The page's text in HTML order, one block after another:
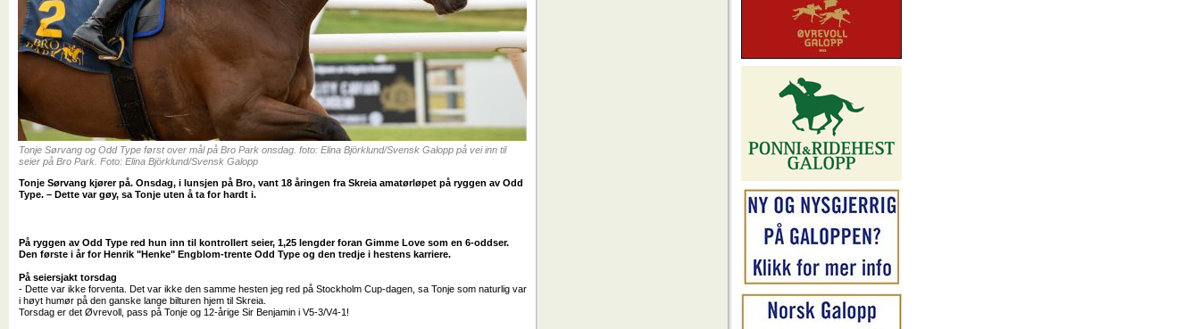
Tonje Sørvang og Odd Type først over mål på Bro Park onsdag. foto: Elina Björklund/Svensk Galopp på vei inn til
seier på Bro Park. Foto: Elina Björklund/Svensk Galopp
Tonje Sørvang kjører på. Onsdag, i lunsjen på Bro, vant 18 åringen fra Skreia amatørløpet på ryggen av Odd
Type. – Dette var gøy, sa Tonje uten å ta for hardt i.
På ryggen av Odd Type red hun inn til kontrollert seier, 1,25 lengder foran Gimme Love som en 6-oddser.
Den første i år for Henrik "Henke" Engblom-trente Odd Type og den tredje i hestens karriere.
På seiersjakt torsdag
- Dette var ikke forventa. Det var ikke den samme hesten jeg red på Stockholm Cup-dagen, sa Tonje som naturlig var
i høyt humør på den ganske lange bilturen hjem til Skreia.
Torsdag er det Øvrevoll, pass på Tonje og 12-årige Sir Benjamin i V5-3/V4-1!